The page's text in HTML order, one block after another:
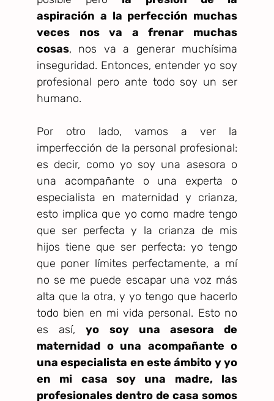
aspiración a la perfección muchas
veces nos va a frenar muchas
cosas, nos va a generar muchísima
inseguridad. Entonces, entender yo soy
profesional pero ante todo soy un ser
humano.
Por otro lado, vamos a ver la
imperfección de la personal profesional:
es decir, como yo soy una asesora o
una acompañante o una experta o
especialista en maternidad y crianza,
esto implica que yo como madre tengo
que ser perfecta y la crianza de mis
hijos tiene que ser perfecta: yo tengo
que poner límites perfectamente, a mí
no se me puede escapar una voz más
alta que la otra, y yo tengo que hacerlo
todo bien en mi vida personal. Esto no
es así,yo soy una asesora de
maternidad o una acompañante o
una especialista en este ámbito y yo
en mi casa soy una madre, las
profesionales dentro de casa somos